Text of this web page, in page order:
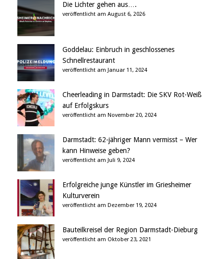
Die Lichter gehen aus….
veröffentlicht am August 6, 2026
Goddelau: Einbruch in geschlossenes
Schnellrestaurant
veröffentlicht am Januar 11, 2024
Cheerleading in Darmstadt: Die SKV Rot-Weiß
auf Erfolgskurs
veröffentlicht am November 20, 2024
Darmstadt: 62-jähriger Mann vermisst – Wer
kann Hinweise geben?
veröffentlicht am Juli 9, 2024
Erfolgreiche junge Künstler im Griesheimer
Kulturverein
veröffentlicht am Dezember 19, 2024
Bauteilkreisel der Region Darmstadt-Dieburg
veröffentlicht am Oktober 23, 2021